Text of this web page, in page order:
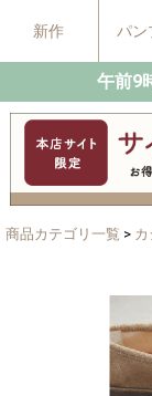
新作 パン
午前9
商品カテゴリ一覧 >